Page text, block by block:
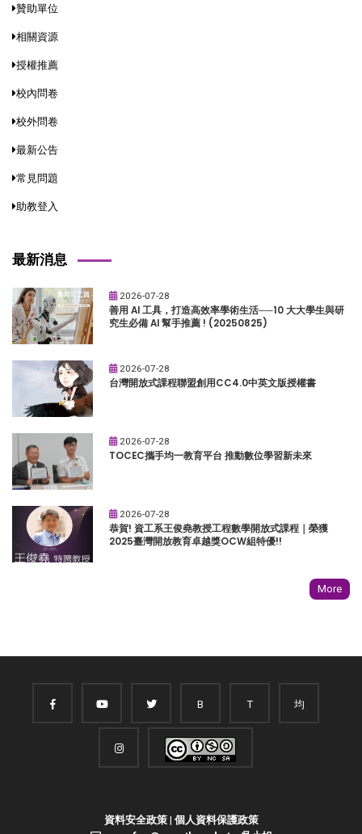
贊助單位
相關資源
授權推薦
校內問卷
校外問卷
最新公告
常見問題
助教登入
最新消息
2026-07-28
善用 AI 工具，打造高效率學術生活──10 大大學生與研
究生必備 AI 幫手推薦 ! (20250825)
2026-07-28
台灣開放式課程聯盟創用CC4.0中英文版授權書
2026-07-28
TOCEC攜手均一教育平台 推動數位學習新未來
2026-07-28
恭賀! 資工系王俊堯教授工程數學開放式課程｜榮獲
2025臺灣開放教育卓越獎OCW組特優!!
More
B T 均
資料安全政策| 個人資料保護政策